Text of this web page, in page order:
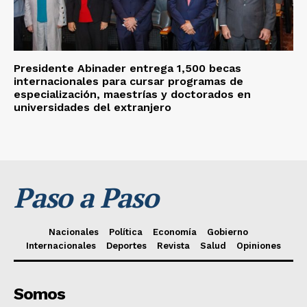
Presidente Abinader entrega 1,500 becas
internacionales para cursar programas de
especialización, maestrías y doctorados en
universidades del extranjero
Paso a Paso
Nacionales Política Economía
Gobierno
Internacionales
Deportes Revista Salud Opiniones
Somos